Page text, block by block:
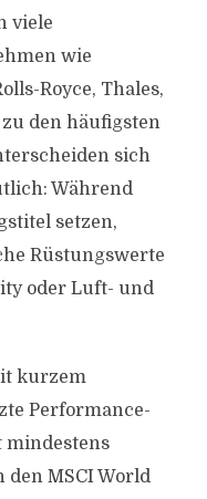
viele
wie
Royce, Thales,
den häufigsten
sich
Während
setzen,
Rüstungswerte
oder Luft- und
kurzem
Performance-
mindestens
MSCI World